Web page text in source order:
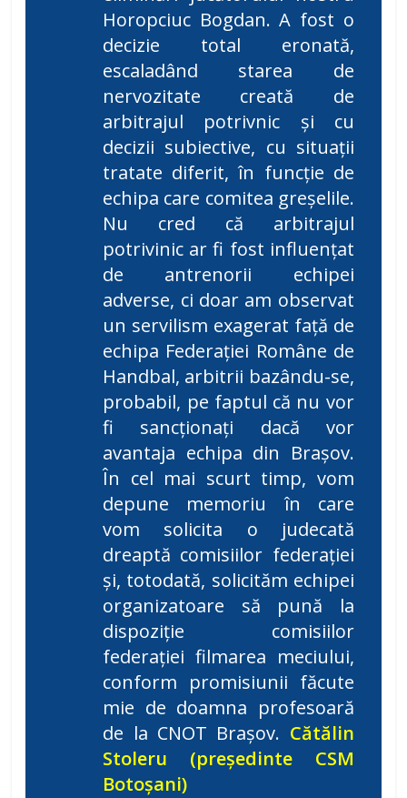
Horopciuc Bogdan. A fost o
decizie total eronată,
escaladând starea de
nervozitate creată de
arbitrajul potrivnic și cu
decizii subiective, cu situații
tratate diferit, în funcție de
echipa care comitea greșelile.
Nu cred că arbitrajul
potrivinic ar fi fost influențat
de antrenorii echipei
adverse, ci doar am observat
un servilism exagerat față de
echipa Federației Române de
Handbal, arbitrii bazându-se,
probabil, pe faptul că nu vor
fi sancționați dacă vor
avantaja echipa din Brașov.
În cel mai scurt timp, vom
depune memoriu în care
vom solicita o judecată
dreaptă comisiilor federației
și, totodată, solicităm echipei
organizatoare să pună la
dispoziție comisiilor
federației filmarea meciului,
conform promisiunii făcute
mie de doamna profesoară
de la CNOT Brașov. Cătălin
Stoleru (președinte CSM
Botoșani)